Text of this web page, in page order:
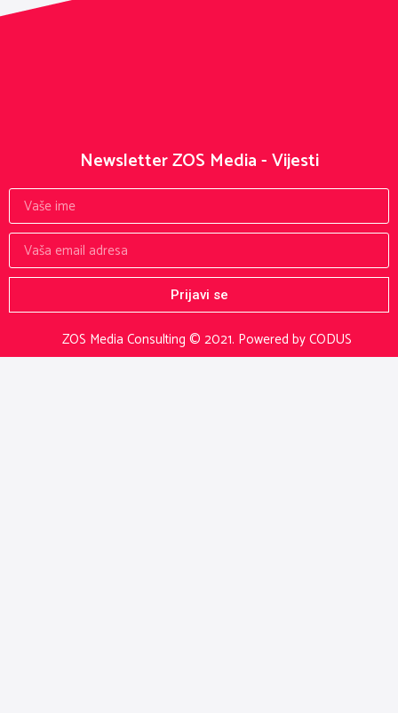
ZOS Media Consulting © 2021. Powered by CODUS
Newsletter ZOS Media - Vijesti
Prijavi se